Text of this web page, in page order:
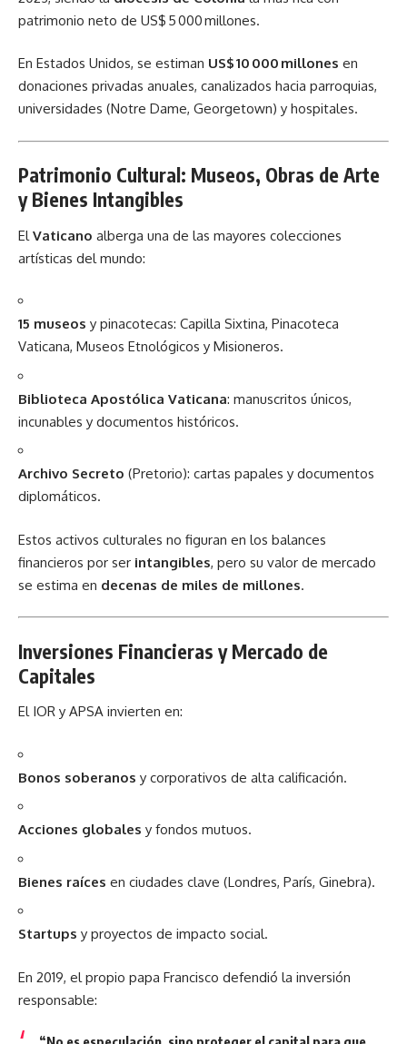
patrimonio neto de US$ 5 000 millones.
En Estados Unidos, se estiman US$ 10 000 millones en
donaciones privadas anuales, canalizados hacia parroquias,
universidades (Notre Dame, Georgetown) y hospitales.
Patrimonio Cultural: Museos, Obras de Arte
y Bienes Intangibles
El Vaticano alberga una de las mayores colecciones
artísticas del mundo:
15 museos y pinacotecas: Capilla Sixtina, Pinacoteca
Vaticana, Museos Etnológicos y Misioneros.
Biblioteca Apostólica Vaticana: manuscritos únicos,
incunables y documentos históricos.
Archivo Secreto (Pretorio): cartas papales y documentos
diplomáticos.
Estos activos culturales no figuran en los balances
financieros por ser intangibles, pero su valor de mercado
se estima en decenas de miles de millones.
Inversiones Financieras y Mercado de
Capitales
El IOR y APSA invierten en:
Bonos soberanos y corporativos de alta calificación.
Acciones globales y fondos mutuos.
Bienes raíces en ciudades clave (Londres, París, Ginebra).
Startups y proyectos de impacto social.
En 2019, el propio papa Francisco defendió la inversión
responsable: